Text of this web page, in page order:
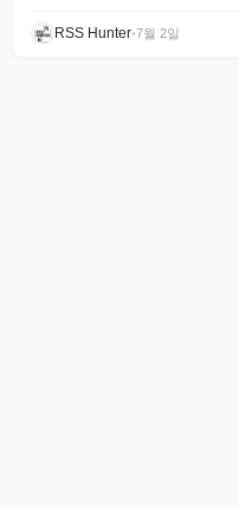
RSS Hunter•7월 2일